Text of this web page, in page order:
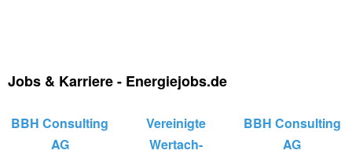
Jobs & Karriere - Energiejobs.de
BBH Consulting
AG
Vereinigte
Wertach-
BBH Consulting
AG